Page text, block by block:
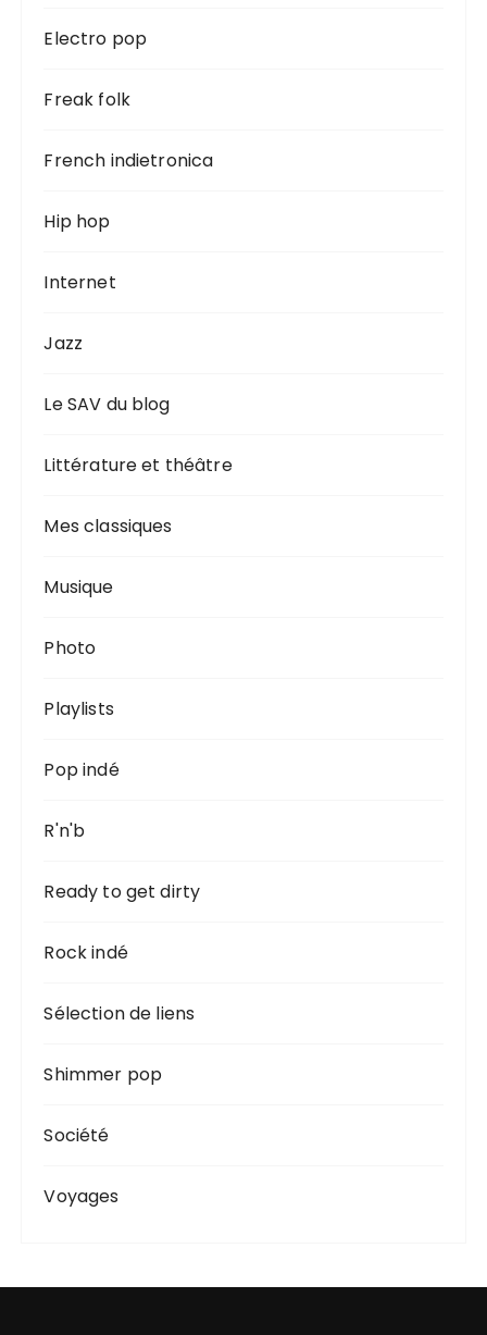
Electro pop
Freak folk
French indietronica
Hip hop
Internet
Jazz
Le SAV du blog
Littérature et théâtre
Mes classiques
Musique
Photo
Playlists
Pop indé
R'n'b
Ready to get dirty
Rock indé
Sélection de liens
Shimmer pop
Société
Voyages